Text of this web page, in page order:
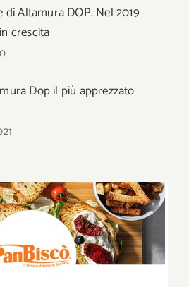
di Altamura DOP. Nel 2019
crescita
Dop il più apprezzato